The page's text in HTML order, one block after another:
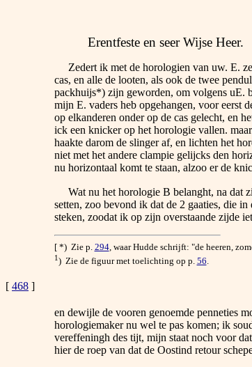
Erentfeste en seer Wijse Heer.
Zedert ik met de horologien van uw. E.
cas, en alle de looten, als ook de twee
packhuijs*) zijn geworden, om volgens uE.
mijn E. vaders heb opgehangen, voor eerst
op elkanderen onder op de cas gelecht, en
ick een knicker op het horologie vallen.
haakte darom de slinger af, en lichten het
niet met het andere clampie gelijcks den
nu horizontaal komt te staan, alzoo er de
Wat nu het horologie B belanght, na dat
setten, zoo bevond ik dat de 2 gaaties, die
steken, zoodat ik op zijn overstaande zijde
[ *) Zie p. 294, waar Hudde schrijft: "de heeren,
1) Zie de figuur met toelichting op p. 56
[ 468 ]
en dewijle de vooren genoemde penneties
horologiemaker nu wel te pas komen; ik
vereffeningh des tijt, mijn staat noch voor
hier de roep van dat de Oostind retour